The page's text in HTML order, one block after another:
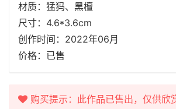
材质：猛犸、黑檀
尺寸：4.6*3.6cm
创作时间：2022年06月
价格：已售
购买提示：此作品已售出，仅供